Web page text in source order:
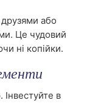
або
Це чудовий
ні копійки.
в